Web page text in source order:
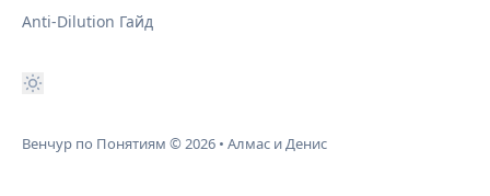
Anti-Dilution Гайд
Венчур по Понятиям © 2026 • Алмас и Денис